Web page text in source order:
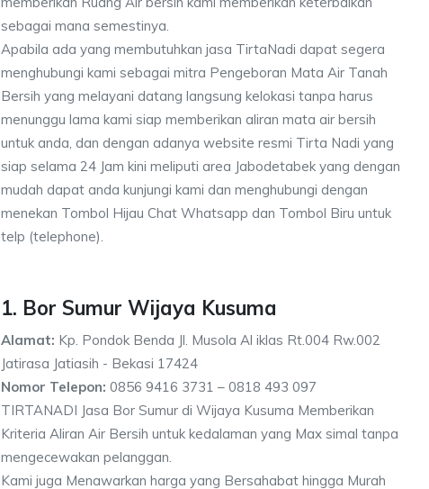
sebagai mana semestinya.
Apabila ada yang membutuhkan jasa TirtaNadi dapat segera
menghubungi kami sebagai mitra Pengeboran Mata Air Tanah
Bersih yang melayani datang langsung kelokasi tanpa harus
menunggu lama kami siap memberikan aliran mata air bersih
untuk anda, dan dengan adanya website resmi Tirta Nadi yang
siap selama 24 Jam kini meliputi area Jabodetabek yang dengan
mudah dapat anda kunjungi kami dan menghubungi dengan
menekan Tombol Hijau Chat Whatsapp dan Tombol Biru untuk
telp (telephone).
1. Bor Sumur Wijaya Kusuma
Alamat: Kp. Pondok Benda Jl. Musola Al iklas Rt.004 Rw.002
Jatirasa Jatiasih - Bekasi 17424
Nomor Telepon: 0856 9416 3731 – 0818 493 097
TIRTANADI Jasa Bor Sumur di Wijaya Kusuma Memberikan
Kriteria Aliran Air Bersih untuk kedalaman yang Max simal tanpa
mengecewakan pelanggan.
Kami juga Menawarkan harga yang Bersahabat hingga Murah